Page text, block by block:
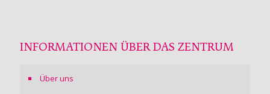
INFORMATIONEN ÜBER DAS ZENTRUM
Über uns